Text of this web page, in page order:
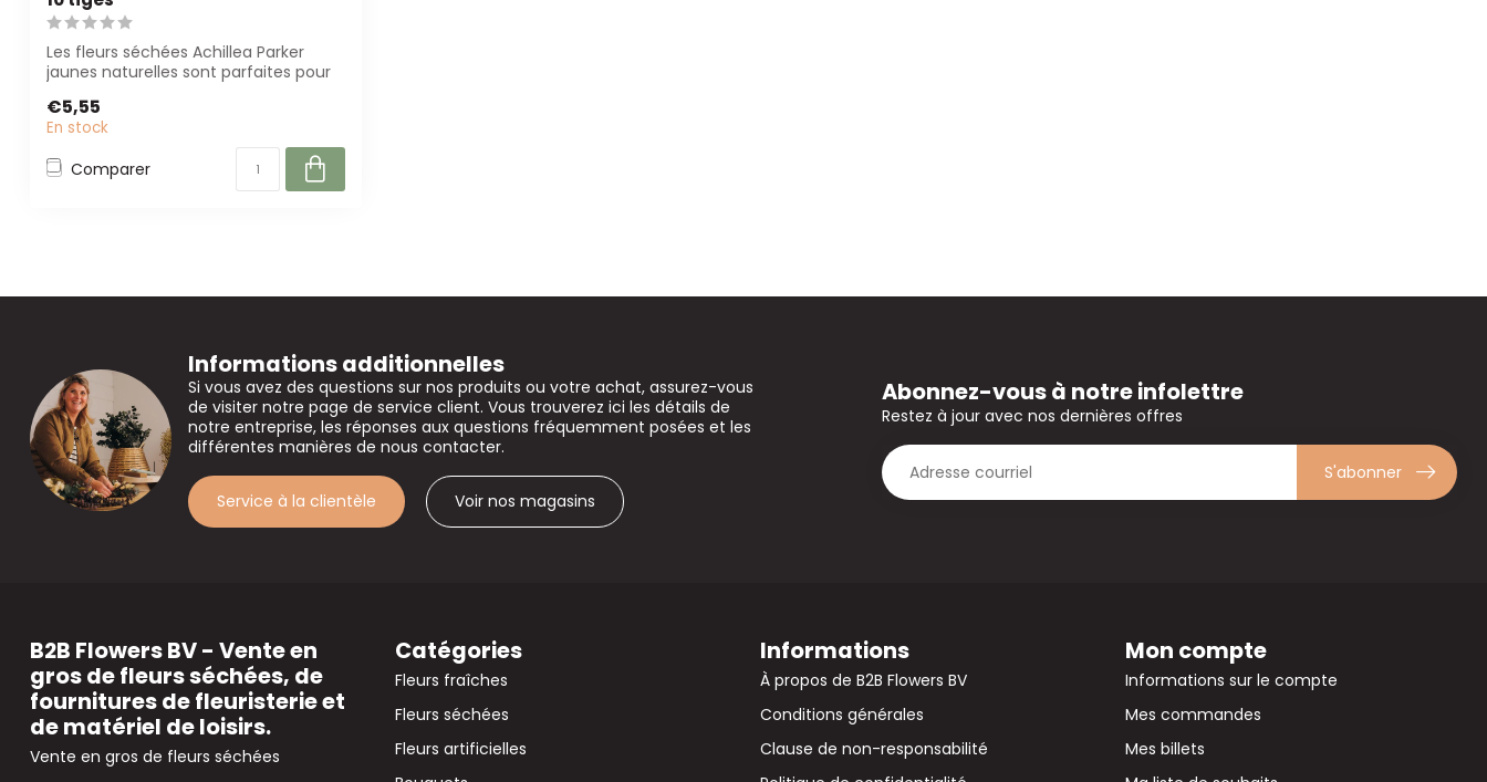
Les fleurs séchées Achillea Parker
jaunes naturelles sont parfaites pour
€5,55
En stock
Comparer
Informations additionnelles
Si vous avez des questions sur nos produits ou votre achat, assurez-vous
de visiter notre page de service client. Vous trouverez ici les détails de
notre entreprise, les réponses aux questions fréquemment posées et les
différentes manières de nous contacter.
Service à la clientèle Voir nos magasins
Abonnez-vous à notre infolettre
Restez à jour avec nos dernières offres
S'abonner
B2B Flowers BV - Vente en
gros de fleurs séchées, de
fournitures de fleuristerie et
de matériel de loisirs.
Vente en gros de fleurs séchées
Catégories
Fleurs fraîches
Fleurs séchées
Fleurs artificielles
Informations
À propos de B2B Flowers BV
Conditions générales
Clause de non-responsabilité
Mon compte
Informations sur le compte
Mes commandes
Mes billets